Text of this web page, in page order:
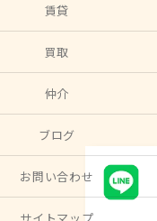
賃貸
買取
仲介
ブログ
お問い合わせ